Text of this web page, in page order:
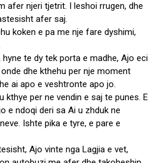
afer njeri tjetrit. I leshoi rrugen, dhe
afer saj.
koken e pa me nje fare dyshimi,
te dy tek porta e madhe, Ajo eci
dhe kthehu per nje moment
ai apo e veshtronte apo jo.
kthye per ne vendin e saj te punes. E
e ndoqi deri sa Ai u zhduk ne
Ishte pika e tyre, e pare e
Ajo vinte nga Lagjia e vet,